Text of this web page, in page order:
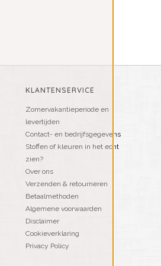
KLANTENSERVICE
Zomervakantieperiode en
levertijden
Contact- en bedrijfsgegevens
Stoffen of kleuren in het echt
zien?
Over ons
Verzenden & retourneren
Betaalmethoden
Algemene voorwaarden
Disclaimer
Cookieverklaring
Privacy Policy